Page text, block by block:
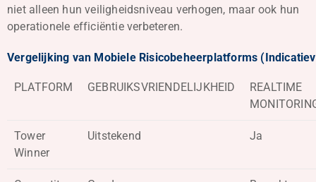
niet alleen hun veiligheidsniveau verhogen, maar ook hun
operationele efficiëntie verbeteren.
Vergelijking van Mobiele Risicobeheerplatforms
PLATFORM GEBRUIKSVRIENDELIJKHEID
REALTIME
Tower
Winner
Uitstekend Ja